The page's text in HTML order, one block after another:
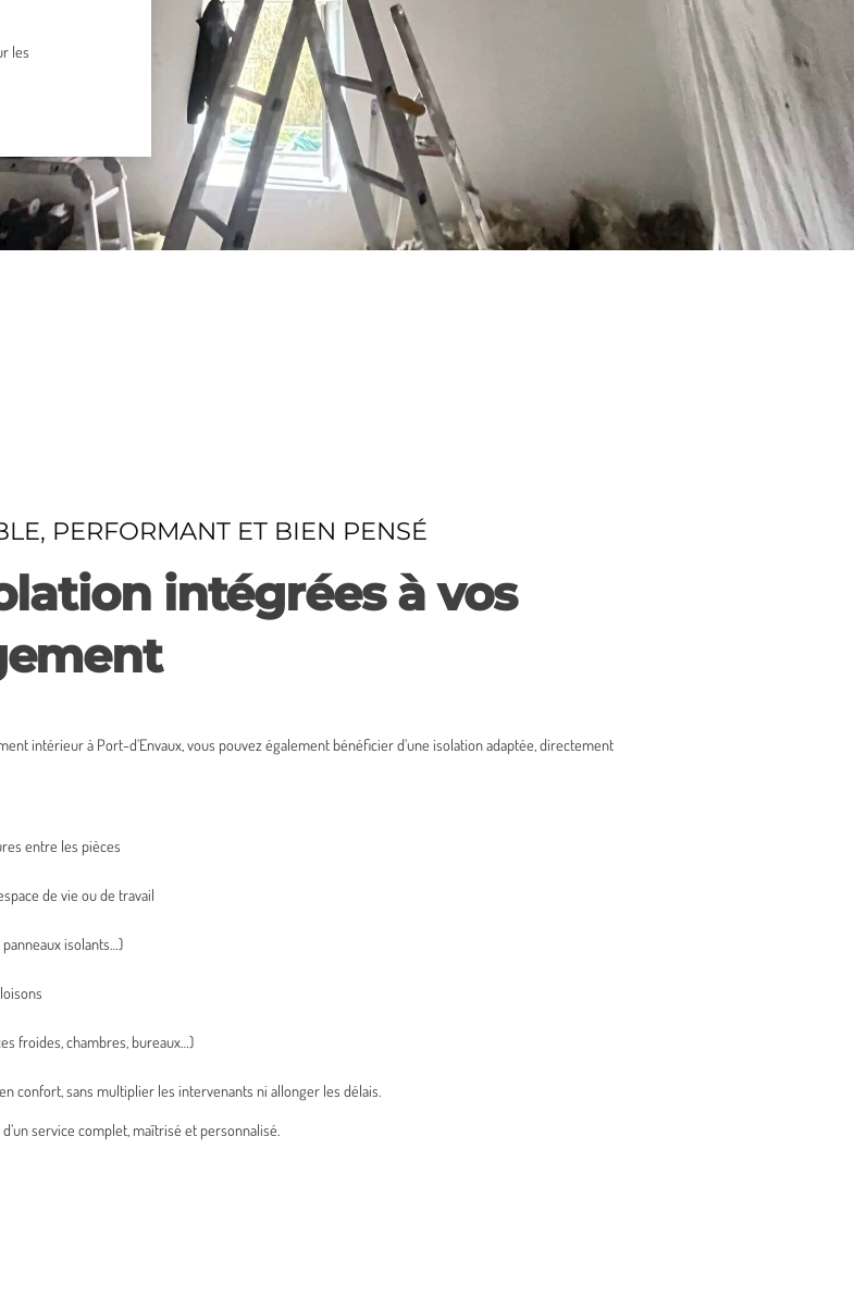
les
PERFORMANT ET BIEN PENSÉ
intégrées à vos
intérieur à Port-d’Envaux, vous pouvez également bénéficier d’une isolation adaptée, directement
entre les pièces
de vie ou de travail
isolants…)
froides, chambres, bureaux…)
confort, sans multiplier les intervenants ni allonger les délais.
service complet, maîtrisé et personnalisé.